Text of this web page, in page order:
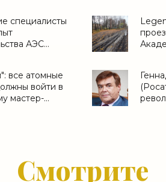
специалисты
АЭС
все атомные
войти в
мастер-
Смотрите